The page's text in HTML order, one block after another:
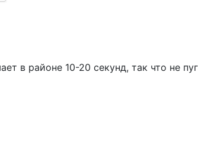
в районе 10-20 секунд, так что не